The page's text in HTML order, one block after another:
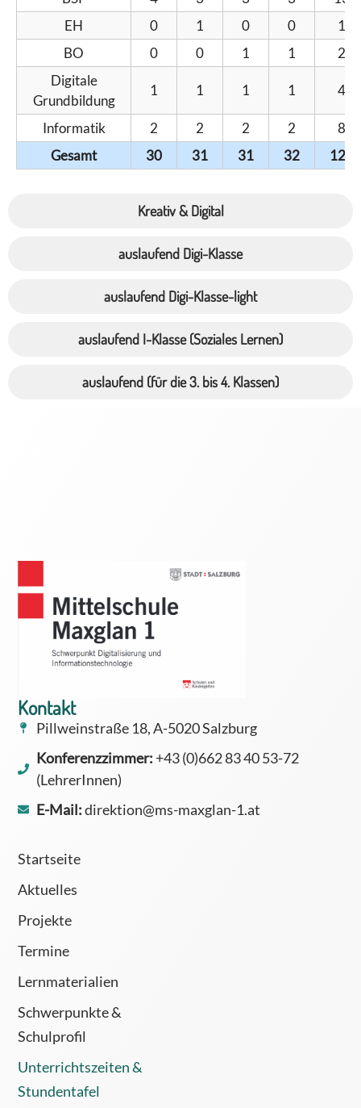
Kreativ & Digital
auslaufend Digi-Klasse
auslaufend Digi-Klasse-light
auslaufend I-Klasse (Soziales Lernen)
auslaufend (für die 3. bis 4. Klassen)
EH
0 1 0 0
1
BO
0 0 1 1
2
Digitale
Grundbildung
1 1 1 1 4
Informatik 2 2 2 2
8
Gesamt
30 31 31 32 124
Kontakt
Pillweinstraße 18, A-5020 Salzburg
Konferenzzimmer: +43 (0)662 83 40 53-72
(LehrerInnen)
E-Mail:direktion@ms-maxglan-1.at
Startseite
Aktuelles
Projekte
Termine
Lernmaterialien
Schwerpunkte &
Schulprofil
Unterrichtszeiten &
Stundentafel